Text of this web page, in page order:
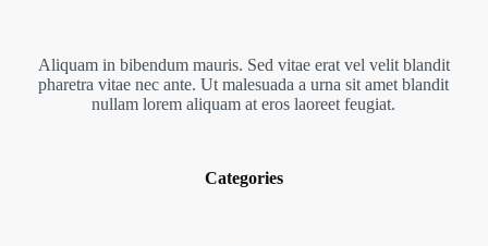
Aliquam in bibendum mauris. Sed vitae erat vel velit blandit
pharetra vitae nec ante. Ut malesuada a urna sit amet blandit
nullam lorem aliquam at eros laoreet feugiat.
Categories